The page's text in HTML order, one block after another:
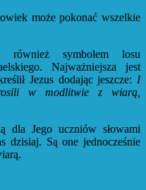
może pokonać wszelkie
również symbolem losu
Najważniejsza jest
Jezus dodając jeszcze: I
w modlitwie z wiarą,
dla Jego uczniów słowami
dzisiaj. Są one jednocześnie